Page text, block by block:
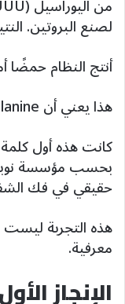
لصنع البروتين.
أنتج النظام حمضًا
هذا يعني أن UUU = Phenylalanine.
كانت هذه أول كلمة
بحسب مؤسسة
حقيقي في فك
هذه التجربة
معرفية.
الإنجاز